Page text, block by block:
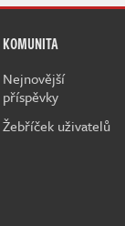
KOMUNITA
Nejnovější
příspěvky
Žebříček uživatelů